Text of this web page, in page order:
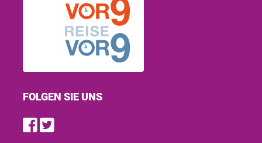
FOLGEN SIE UNS
Find us on Facebook
Follow us on Twitter